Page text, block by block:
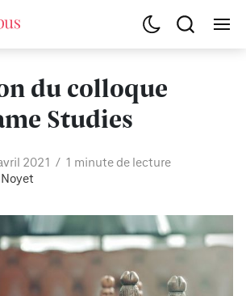
du colloque
Studies
2021
1 minute de lecture
Noyet